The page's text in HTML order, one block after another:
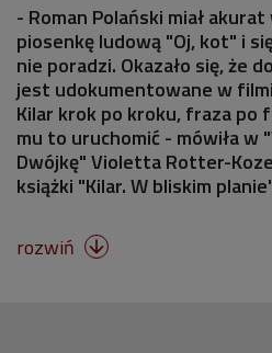
- Roman Polański miał
piosenkę ludową "Oj, kot" i
nie poradzi. Okazało się, że
jest udokumentowane w
Kilar krok po kroku, fraza po
mu to uruchomić - mówiła w
Dwójkę" Violetta Rotter-
książki "Kilar. W bliskim
rozwiń 